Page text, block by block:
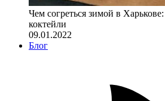
Чем согреться зимой в
коктейли
09.01.2022
Блог